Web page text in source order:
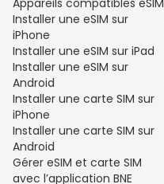
Appareils compatibles eSIM
Installer une eSIM sur
iPhone
Installer une eSIM sur iPad
Installer une eSIM sur
Android
Installer une carte SIM sur
iPhone
Installer une carte SIM sur
Android
Gérer eSIM et carte SIM
avec l’application BNE